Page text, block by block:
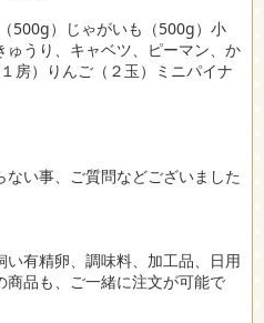
500g）じゃがいも（500g）小
うり、キャベツ、ピーマン、か
房）りんご（２玉）ミニパイナ
い事、ご質問などございました
有精卵、調味料、加工品、日用
品も、ご一緒に注文が可能で